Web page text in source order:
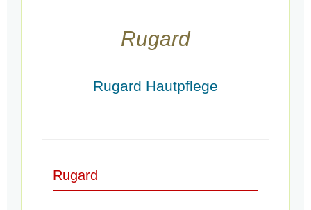
Rugard
Rugard Hautpflege
Rugard